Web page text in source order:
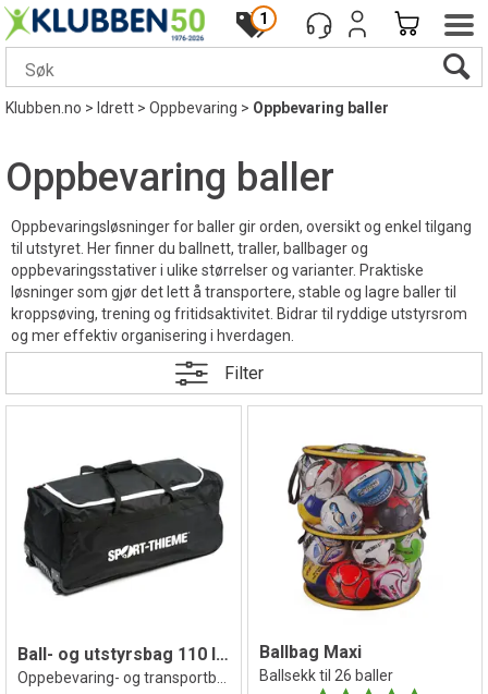
1
Klubben.no> Idrett>Oppbevaring>Oppbevaring baller
Oppbevaring baller
Oppbevaringsløsninger for baller gir orden, oversikt og enkel tilgang
til utstyret. Her finner du ballnett, traller, ballbager og
oppbevaringsstativer i ulike størrelser og varianter. Praktiske
løsninger som gjør det lett å transportere, stable og lagre baller til
kroppsøving, trening og fritidsaktivitet. Bidrar til ryddige utstyrsrom
og mer effektiv organisering i hverdagen.
Filter
Ball- og utstyrsbag 110 liter Ballbag Maxi
Ballsekk til 26 baller